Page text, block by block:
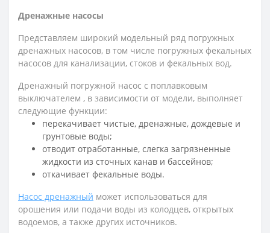
Дренажные насосы
Представляем широкий модельный ряд погружных
дренажных насосов, в том числе погружных фекальных
насосов для канализации, стоков и фекальных вод.
Дренажный погружной насос с поплавковым
выключателем , в зависимости от модели, выполняет
следующие функции:
перекачивает чистые, дренажные, дождевые и
грунтовые воды;
отводит отработанные, слегка загрязненные
жидкости из сточных канав и бассейнов;
откачивает фекальные воды.
Насос дренажный может использоваться для
орошения или подачи воды из колодцев, открытых
водоемов, а также других источников.